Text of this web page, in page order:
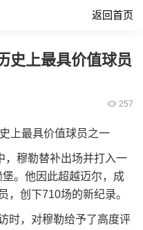
返回首页
史上最具价值球员
257
穆勒替补出场并打入一
。他因此超越迈尔，成
，创下710场的新纪录。
，对穆勒给予了高度评